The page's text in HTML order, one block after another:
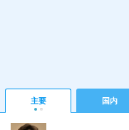
主要 国内